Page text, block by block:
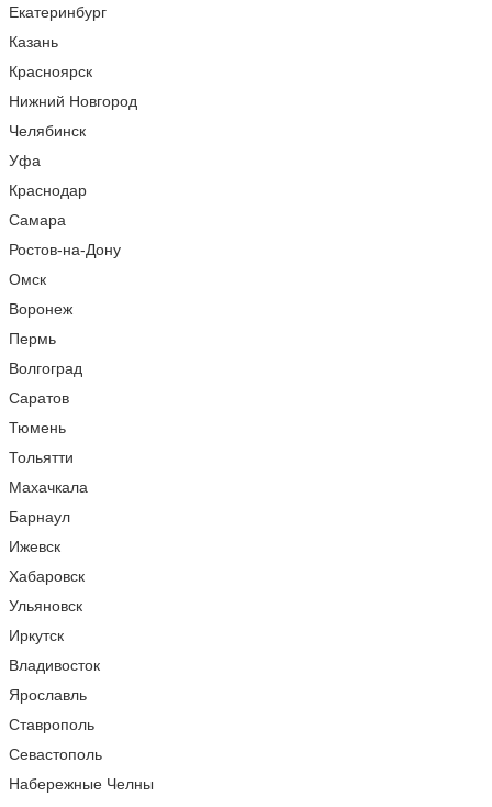
Екатеринбург
Казань
Красноярск
Нижний Новгород
Челябинск
Уфа
Краснодар
Самара
Ростов-на-Дону
Омск
Воронеж
Пермь
Волгоград
Саратов
Тюмень
Тольятти
Махачкала
Барнаул
Ижевск
Хабаровск
Ульяновск
Иркутск
Владивосток
Ярославль
Ставрополь
Севастополь
Набережные Челны